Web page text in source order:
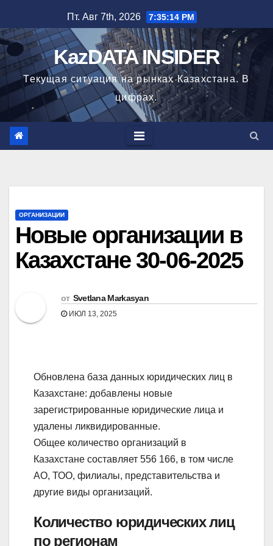
к
содержимому
Пт. Авг 7th, 2026 7:35:15 PM
KazDATA INSIDER
Текущая ситуация на рынках Казахстана. В
цифрах.
ОРГАНИЗАЦИИ
Новые организации в
Казахстане 30-06-2025
от Svetlana Markasyan
ИЮЛ 13, 2025
Обновлена база данных юридических лиц в
Казахстане: добавлены новые
зарегистрированные юридические лица и
удалены ликвидированные.
Общее количество организаций в
Казахстане составляет 556 166, в том числе
АО, ТОО, филиалы, представительства и
другие виды организаций.
Количество юридических лиц
по регионам